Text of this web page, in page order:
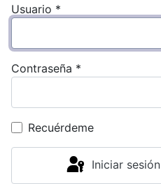
Usuario *
Contraseña *
Recuérdeme
Iniciar